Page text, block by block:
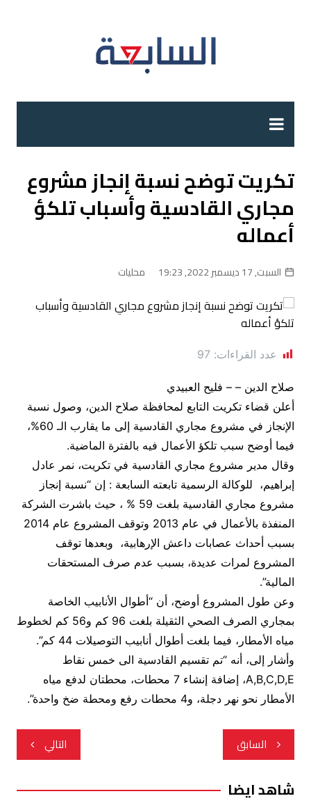
تكريت توضح نسبة إنجاز مشروع
مجاري القادسية وأسباب تلكؤ
أعماله
السبت, 17 ديسمبر 2022, 19:23 محليات
عدد القراءات: 97
صلاح الدين – – فليح العبيدي
أعلن قضاء تكريت التابع لمحافظة صلاح الدين، وصول نسبة
الإنجاز في مشروع مجاري القادسية إلى ما يقارب الـ 60%،
فيما أوضح سبب تلكؤ الأعمال فيه بالفترة الماضية.
وقال مدير مشروع مجاري القادسية في تكريت، نمر عادل
إبراهيم، للوكالة الرسمية تابعته السابعة : إن “نسبة إنجاز
مشروع مجاري القادسية بلغت 59 % ، حيث باشرت الشركة
المنفذة بالأعمال في عام 2013 وتوقف المشروع عام 2014
بسبب أحداث عصابات داعش الإرهابية، وبعدها توقف
المشروع لمرات عديدة، بسبب عدم صرف المستحقات
المالية”.
وعن طول المشروع أوضح، أن “أطوال الأنابيب الخاصة
بمجاري الصرف الصحي الثقيلة بلغت 96 كم و56 كم لخطوط
مياه الأمطار، فيما بلغت أطوال أنابيب التوصيلات 44 كم”.
وأشار إلى، أنه “تم تقسيم القادسية الى خمس نقاط
A,B,C,D,E، إضافة إنشاء 7 محطات، محطتان لدفع مياه
الأمطار نحو نهر دجلة، و4 محطات رفع ومحطة ضخ واحدة”.
تصفّح
المقالات
السابق التالي
شاهد ايضا